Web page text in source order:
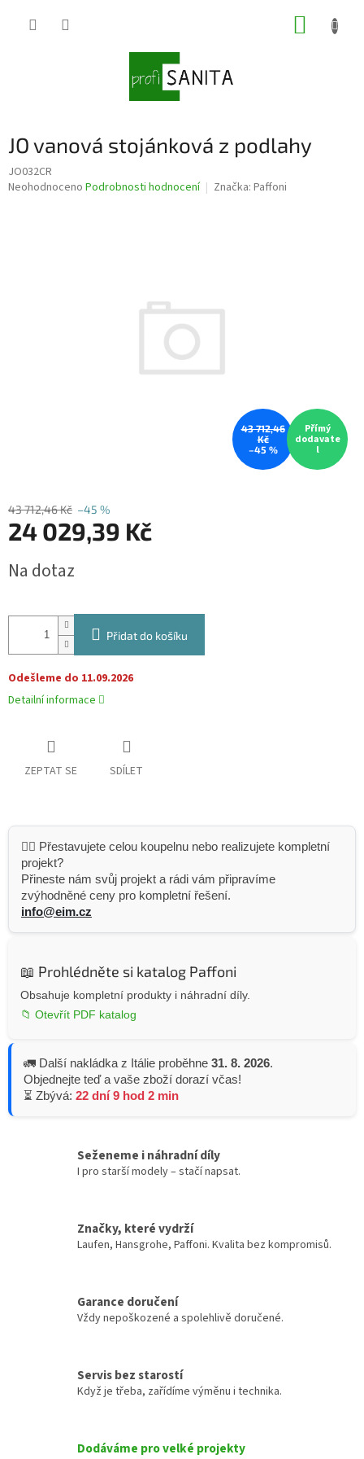
JO vanová stojánková z podlahy
JO032CR
Průměrné
Neohodnoceno Podrobnosti hodnocení Značka: Paffoni
43 712,46
Kč
–45 %
Přímý
dodavate
l
43 712,46 Kč –45 %
24 029,39 Kč
cena:
Na dotaz
Přidat do košíku
Odešleme do 11.09.2026
Detailní informace
ZEPTAT SE SDÍLET
👷‍♂️ Přestavujete celou koupelnu nebo realizujete kompletní
projekt?
Přineste nám svůj projekt a rádi vám připravíme
zvýhodněné ceny pro kompletní řešení.
info@eim.cz
📖 Prohlédněte si katalog Paffoni
Obsahuje kompletní produkty i náhradní díly.
📁 Otevřít PDF katalog
🚛 Další nakládka z Itálie proběhne 31. 8. 2026.
Objednejte teď a vaše zboží dorazí včas!
⏳ Zbývá: 22 dní 9 hod 2 min
Seženeme i náhradní díly
I pro starší modely – stačí napsat.
Značky, které vydrží
Laufen, Hansgrohe, Paffoni. Kvalita bez kompromisů.
Garance doručení
Vždy nepoškozené a spolehlivě doručené.
Servis bez starostí
Když je třeba, zařídíme výměnu i technika.
Dodáváme pro velké projekty